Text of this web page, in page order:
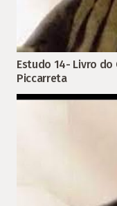
Estudo 14- Livro do
Piccarreta